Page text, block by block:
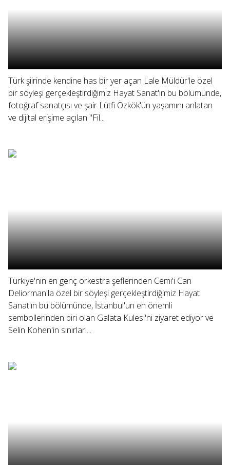
Türk şiirinde kendine has bir yer açan Lale Müldür'le özel
bir söyleşi gerçekleştirdiğimiz Hayat Sanat'ın bu bölümünde,
fotoğraf sanatçısı ve şair Lütfi Özkök'ün yaşamını anlatan
ve dijital erişime açılan "Fil...
Türkiye'nin en genç orkestra şeflerinden Cemi'i Can
Deliorman'la özel bir söyleşi gerçekleştirdiğimiz Hayat
Sanat'ın bu bölümünde, İstanbul'un en önemli
sembollerinden biri olan Galata Kulesi'ni ziyaret ediyor ve
Selin Kohen'in sınırları...